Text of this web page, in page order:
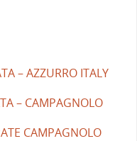
– AZZURRO ITALY
– CAMPAGNOLO
CAMPAGNOLO